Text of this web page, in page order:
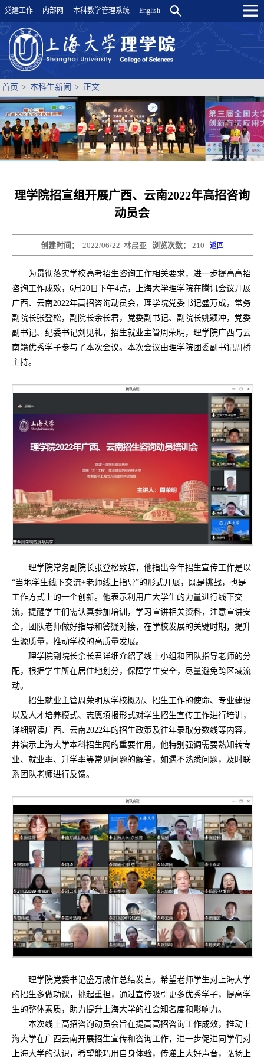
党建工作 内部网 本科教学管理系统 English
首页 > 本科生新闻 > 正文
理学院招宣组开展广西、云南2022年高招咨询
动员会
创建时间： 2022/06/22 林晨亚 浏览次数： 210 返回
为贯彻落实学校高考招生咨询工作相关要求，进一步提高高招
咨询工作成效，6月20日下午4点，上海大学理学院在腾讯会议开展
广西、云南2022年高招咨询动员会，理学院党委书记盛万成，常务
副院长张登松，副院长余长君，党委副书记、副院长姚颖冲，党委
副书记、纪委书记刘见礼，招生就业主管周荣明，理学院广西与云
南籍优秀学子参与了本次会议。本次会议由理学院团委副书记周桥
主持。
理学院常务副院长张登松致辞，他指出今年招生宣传工作是以
“当地学生线下交流+老师线上指导”的形式开展，既是挑战，也是
工作方式上的一个创新。他表示利用广大学生的力量进行线下交
流，提醒学生们需认真参加培训，学习宣讲相关资料，注意宣讲安
全，团队老师做好指导和答疑对接，在学校发展的关键时期，提升
生源质量，推动学校的高质量发展。
理学院副院长余长君详细介绍了线上小组和团队指导老师的分
配，根据学生所在居住地划分，保障学生安全，尽量避免跨区域流
动。
招生就业主管周荣明从学校概况、招生工作的使命、专业建设
以及人才培养模式、志愿填报形式对学生招生宣传工作进行培训，
详细解读广西、云南2022年的招生政策及往年录取分数线等内容，
并演示上海大学本科招生网的重要作用。他特别强调需要熟知转专
业、就业率、升学率等常见问题的解答，如遇不熟悉问题，及时联
系团队老师进行反馈。
理学院党委书记盛万成作总结发言。希望老师学生对上海大学
的招生多做功课，挑起重担，通过宣传吸引更多优秀学子，提高学
生的整体素质，助力提升上海大学的社会知名度和影响力。
本次线上高招咨询动员会旨在提高高招咨询工作成效，推动上
海大学在广西云南开展招生宣传和咨询工作，进一步促进同学们对
上海大学的认识，希望能巧用自身体验，传递上大好声音，弘扬上